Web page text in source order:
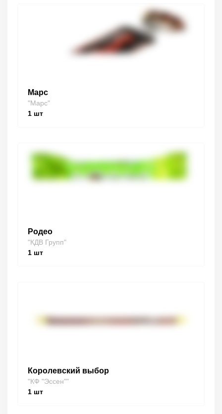
Марс
"Марс"
1 шт
Родео
"КДВ Групп"
1 шт
Королевский выбор
"КФ "Эссен""
1 шт